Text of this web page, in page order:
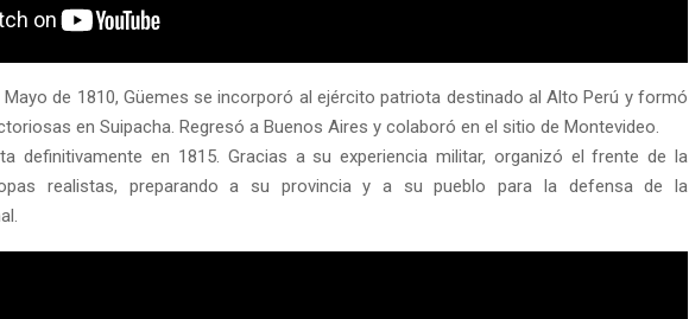
Mayo de 1810, Güemes se incorporó al ejército patriota destinado al Alto Perú y formó
en Suipacha. Regresó a Buenos Aires y colaboró en el sitio de Montevideo.
definitivamente en 1815. Gracias a su experiencia militar, organizó el frente de la
realistas, preparando a su provincia y a su pueblo para la defensa de la